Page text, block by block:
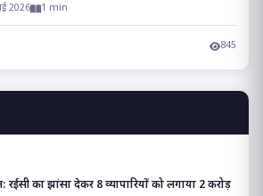
2026 1 min
845
का झांसा देकर 8 व्यापारियों को लगाया 2 करोड़